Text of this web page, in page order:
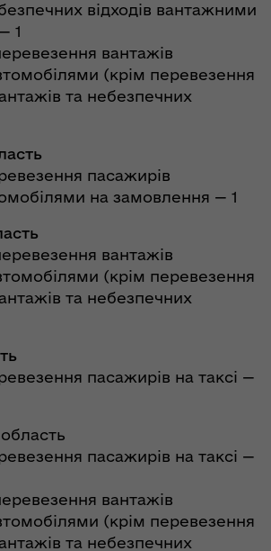
відходів вантажними
1
вантажів
(крім перевезення
та небезпечних
пасажирів
на замовлення — 1
вантажів
(крім перевезення
та небезпечних
пасажирів на таксі —
пасажирів на таксі —
вантажів
(крім перевезення
та небезпечних